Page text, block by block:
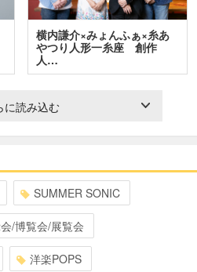
横内謙介×みょんふぁ×糸あ
やつり人形一糸座 創作
人…
に読み込む
SUMMER SONIC
/博覧会/展覧会
洋楽POPS